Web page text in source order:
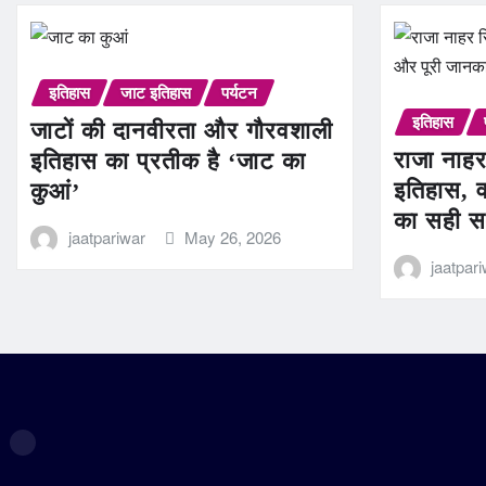
इतिहास जाट इतिहास पर्यटन
जाटों की दानवीरता और गौरवशाली
इतिहास का प्रतीक है ‘जाट का
कुआं’
jaatpariwar May 26, 2026
इतिहास
राजा
इतिहास,
का सही